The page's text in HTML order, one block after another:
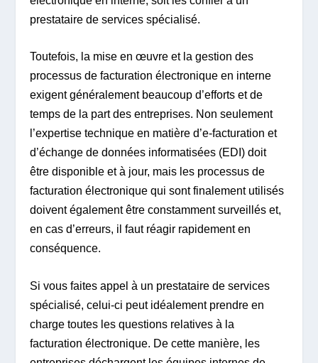
prestataire de services spécialisé.
Toutefois, la mise en œuvre et la gestion des
processus de facturation électronique en interne
exigent généralement beaucoup d’efforts et de
temps de la part des entreprises. Non seulement
l’expertise technique en matière d’e-facturation et
d’échange de données informatisées (EDI) doit
être disponible et à jour, mais les processus de
facturation électronique qui sont finalement utilisés
doivent également être constamment surveillés et,
en cas d’erreurs, il faut réagir rapidement en
conséquence.
Si vous faites appel à un prestataire de services
spécialisé, celui-ci peut idéalement prendre en
charge toutes les questions relatives à la
facturation électronique. De cette manière, les